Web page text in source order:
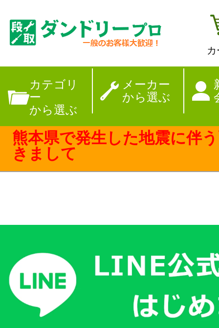
カテゴリ
ー
から選ぶ
メーカー
から選ぶ
【夏季休暇のお
熊本県で発生した地震に伴
きまして